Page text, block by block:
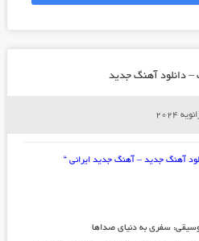
– دانلود آهنگ جدید
آهنگ جدید – آهنگ جدید ایرانی “
سفری به دنیای صداها